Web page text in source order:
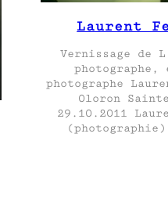
Laurent
Vernissage de
photographe,
photographe
Oloron
29.10.2011
(photographie)